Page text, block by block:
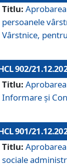
Titlu:
persoanele
Vârstnice,
902/
Titlu:
Informare și
901/
Titlu:
sociale